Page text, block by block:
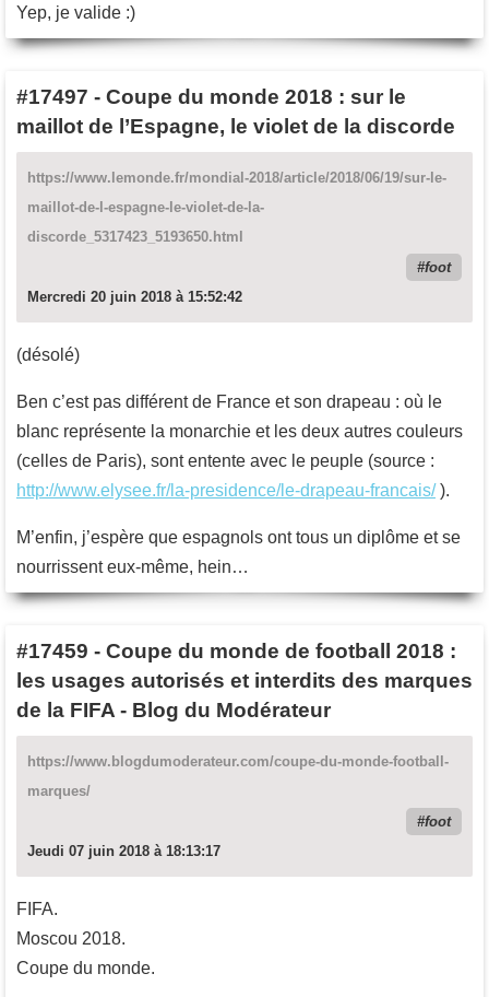
Yep, je valide :)
#17497 - Coupe du monde 2018 : sur le
maillot de l’Espagne, le violet de la discorde
https://www.lemonde.fr/mondial-2018/article/2018/06/19/sur-le-
maillot-de-l-espagne-le-violet-de-la-
discorde_5317423_5193650.html
foot
Mercredi 20 juin 2018 à 15:52:42
(désolé)
Ben c’est pas différent de France et son drapeau : où le
blanc représente la monarchie et les deux autres couleurs
(celles de Paris), sont entente avec le peuple (source :
http://www.elysee.fr/la-presidence/le-drapeau-francais/).
M’enfin, j’espère que espagnols ont tous un diplôme et se
nourrissent eux-même, hein…
#17459 - Coupe du monde de football 2018 :
les usages autorisés et interdits des marques
de la FIFA - Blog du Modérateur
https://www.blogdumoderateur.com/coupe-du-monde-football-
marques/
foot
Jeudi 07 juin 2018 à 18:13:17
FIFA.
Moscou 2018.
Coupe du monde.